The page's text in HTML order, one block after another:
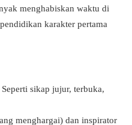
menghabiskan waktu di
karakter pertama
sikap jujur, terbuka,
menghargai) dan inspirator